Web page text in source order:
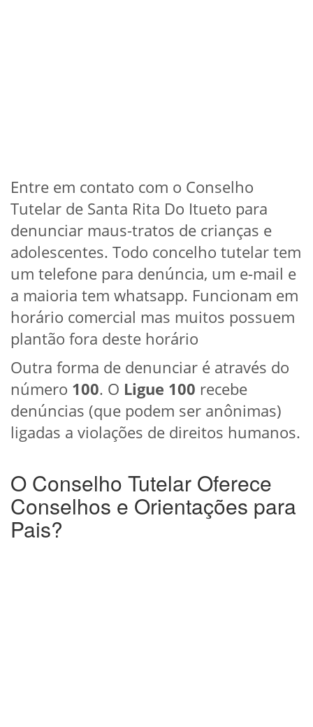
Entre em contato com o Conselho
Tutelar de Santa Rita Do Itueto para
denunciar maus-tratos de crianças e
adolescentes. Todo concelho tutelar tem
um telefone para denúncia, um e-mail e
a maioria tem whatsapp. Funcionam em
horário comercial mas muitos possuem
plantão fora deste horário
Outra forma de denunciar é através do
número 100. O Ligue 100 recebe
denúncias (que podem ser anônimas)
ligadas a violações de direitos humanos.
O Conselho Tutelar Oferece
Conselhos e Orientações para
Pais?